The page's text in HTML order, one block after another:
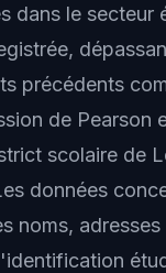
dans le secteur
précédents
de Pearson
scolaire de
données
noms, adresses